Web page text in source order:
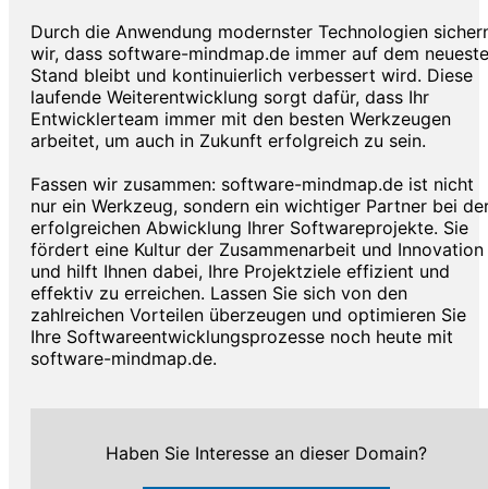
Durch die Anwendung modernster Technologien
wir, dass software-mindmap.de immer auf dem
Stand bleibt und kontinuierlich verbessert wird. Diese
laufende Weiterentwicklung sorgt dafür, dass Ihr
Entwicklerteam immer mit den besten Werkzeugen
arbeitet, um auch in Zukunft erfolgreich zu sein.
Fassen wir zusammen: software-mindmap.de ist nicht
nur ein Werkzeug, sondern ein wichtiger Partner bei
erfolgreichen Abwicklung Ihrer Softwareprojekte. Sie
fördert eine Kultur der Zusammenarbeit und Innovation
und hilft Ihnen dabei, Ihre Projektziele effizient und
effektiv zu erreichen. Lassen Sie sich von den
zahlreichen Vorteilen überzeugen und optimieren Sie
Ihre Softwareentwicklungsprozesse noch heute mit
software-mindmap.de.
Haben Sie Interesse an dieser Domain?